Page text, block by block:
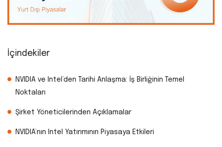
İçindekiler
NVIDIA ve Intel’den Tarihi Anlaşma: İş Birliğinin Temel
Noktaları
Şirket Yöneticilerinden Açıklamalar
NVIDIA’nın Intel Yatırımının Piyasaya Etkileri